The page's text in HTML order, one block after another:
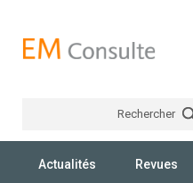
Rechercher
Actualités Revues